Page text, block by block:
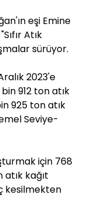
eşi Emine
Atık
sürüyor.
2023'e
912 ton atık
925 ton atık
Seviye-
için 768
kağıt
kesilmekten